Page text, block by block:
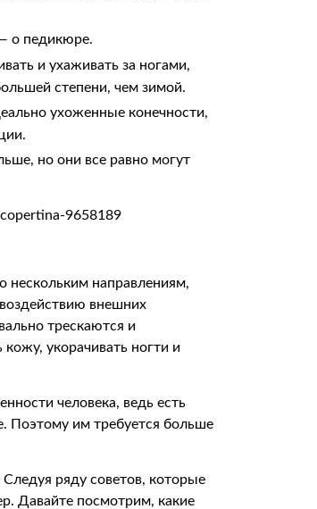
о педикюре.
и ухаживать за ногами,
степени, чем зимой.
ухоженные конечности,
но они все равно могут
нескольким направлениям,
внешних
трескаются и
укорачивать ногти и
человека, ведь есть
Поэтому им требуется больше
ряду советов, которые
Давайте посмотрим, какие